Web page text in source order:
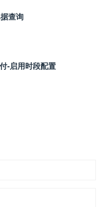
查询
‑启用时段配置